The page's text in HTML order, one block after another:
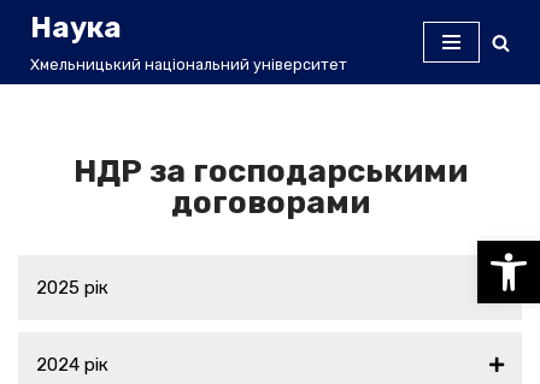
Перейти
Наука
Хмельницький національний університет
НДР за господарськими
договорами
2025 рік
2024 рік